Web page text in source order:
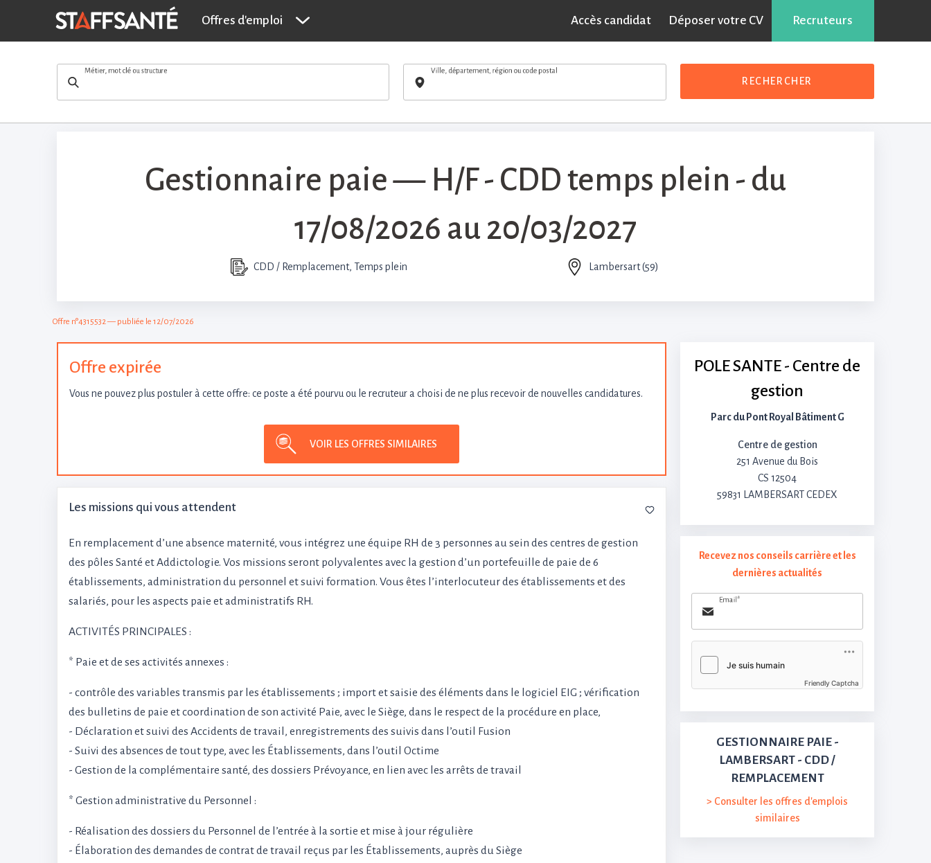
Offres d'emploi Accès candidat Déposer votre CV Recruteurs
Gestionnaire paie — H/F - CDD temps p... - Lambersart (59) POSTULER Partager sur :
Métier, mot clé ou structure Ville, département, région ou code postal
RECHERCHER
Gestionnaire paie — H/F - CDD temps plein - du
17/08/2026 au 20/03/2027
CDD / Remplacement, Temps plein Lambersart (59)
Offre n°4315532 — publiée le 12/07/2026
Offre expirée
Vous ne pouvez plus postuler à cette offre: ce poste a été pourvu ou le recruteur a choisi de ne plus recevoir de nouvelles candidatures.
VOIR LES OFFRES SIMILAIRES
Les missions qui vous attendent
En remplacement d’une absence maternité, vous intégrez une équipe RH de 3 personnes au sein des centres de gestion
des pôles Santé et Addictologie. Vos missions seront polyvalentes avec la gestion d’un portefeuille de paie de 6
établissements, administration du personnel et suivi formation. Vous êtes l’interlocuteur des établissements et des
salariés, pour les aspects paie et administratifs RH.
ACTIVITÉS PRINCIPALES :
* Paie et de ses activités annexes :
- contrôle des variables transmis par les établissements ; import et saisie des éléments dans le logiciel EIG ; vérification
des bulletins de paie et coordination de son activité Paie, avec le Siège, dans le respect de la procédure en place,
- Déclaration et suivi des Accidents de travail, enregistrements des suivis dans l’outil Fusion
- Suivi des absences de tout type, avec les Établissements, dans l’outil Octime
- Gestion de la complémentaire santé, des dossiers Prévoyance, en lien avec les arrêts de travail
* Gestion administrative du Personnel :
- Réalisation des dossiers du Personnel de l’entrée à la sortie et mise à jour régulière
- Élaboration des demandes de contrat de travail reçus par les Établissements, auprès du Siège
POLE SANTE - Centre de
gestion
Parc du Pont Royal Bâtiment G
Centre de gestion
251 Avenue du Bois
CS 12504
59831 LAMBERSART CEDEX
Recevez nos conseils carrière et les
dernières actualités
Email*
Friendly Captcha
GESTIONNAIRE PAIE -
LAMBERSART - CDD /
REMPLACEMENT
> Consulter les offres d'emplois
similaires